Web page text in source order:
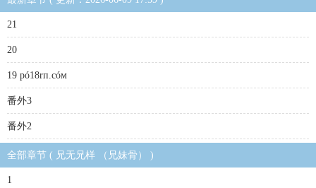
21
20
19 pó18rп.cóм
番外3
番外2
全部章节 ( 兄无兄样 （兄妹骨） )
1